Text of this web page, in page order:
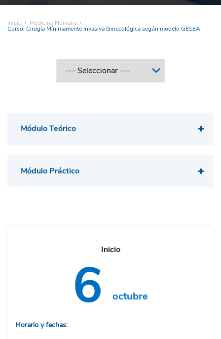
Inicio Medicina Humana
Curso: Cirugía Mínimamente Invasiva Ginecológica según modelo GESEA
Módulo Teórico
Módulo Práctico
Inicio
6 octubre
Horario y fechas: